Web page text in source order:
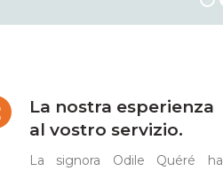
La nostra esperienza
al vostro servizio.
La signora Odile Quéré ha